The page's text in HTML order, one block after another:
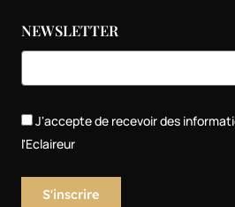
NEWSLETTER
J'accepte de recevoir des
l'Eclaireur